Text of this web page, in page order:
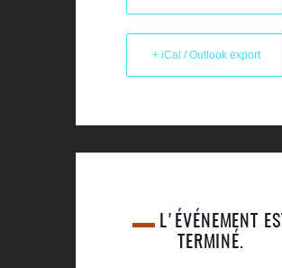
+ iCal / Outlook export
L'ÉVÉNEMENT EST
TERMINÉ.